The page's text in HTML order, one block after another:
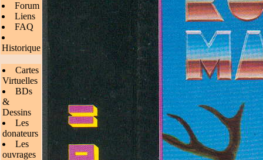
Forum
Liens
FAQ
Historique
Cartes
Virtuelles
BDs
&
Dessins
Les
donateurs
Les
ouvrages